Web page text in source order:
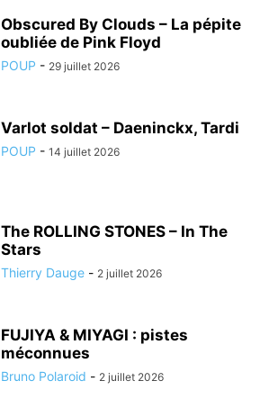
Obscured By Clouds – La pépite
oubliée de Pink Floyd
POUP - 29 juillet 2026
Varlot soldat – Daeninckx, Tardi
POUP - 14 juillet 2026
The ROLLING STONES – In The
Stars
Thierry Dauge - 2 juillet 2026
FUJIYA & MIYAGI : pistes
méconnues
Bruno Polaroid - 2 juillet 2026